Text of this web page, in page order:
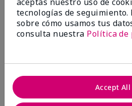
Escribir Una
tecnologías de seguimiento.
sobre cómo usamos tus
consulta nuestra Política de
Accept All